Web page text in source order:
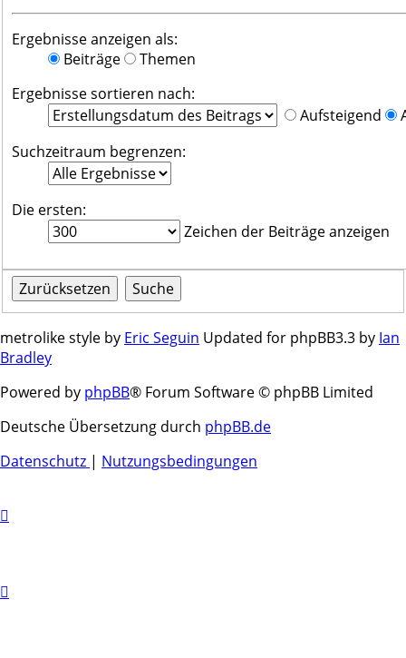
Ergebnisse anzeigen als:
Beiträge
Themen
Ergebnisse sortieren nach:
Aufsteigend
Suchzeitraum begrenzen:
Die ersten:
Zeichen der Beiträge anzeigen
metrolike style by Eric Seguin Updated for phpBB3.3 by Ian
Bradley
Powered by phpBB® Forum Software © phpBB Limited
Deutsche Übersetzung durch phpBB.de
Datenschutz | Nutzungsbedingungen